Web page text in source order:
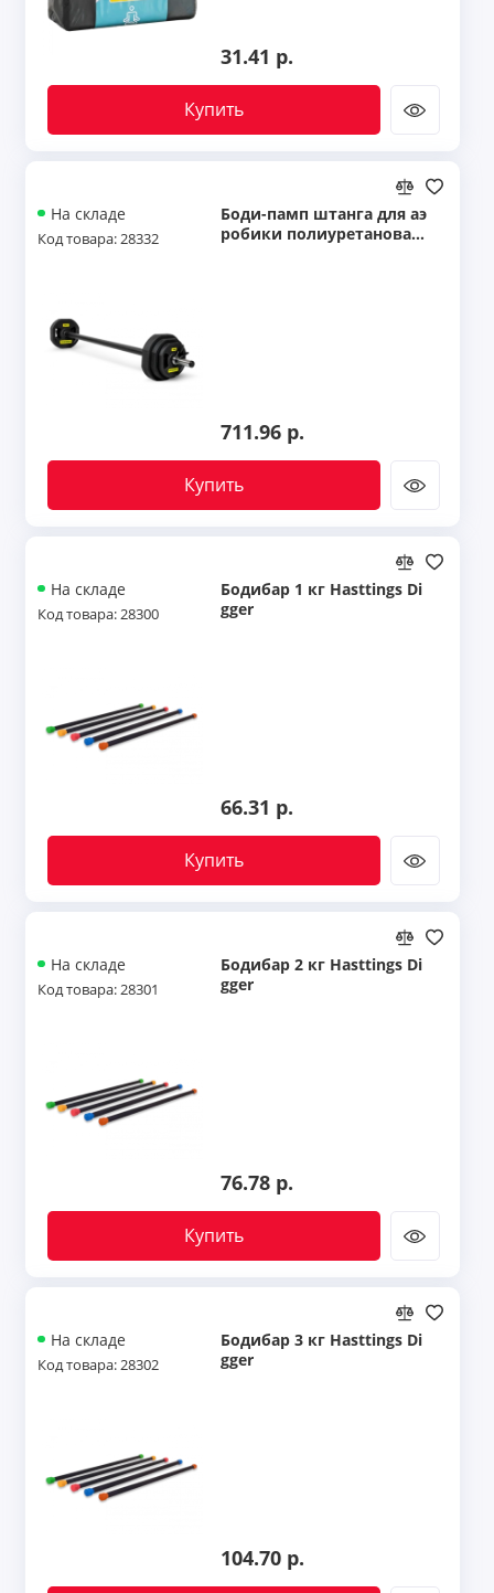
31.41 р.
Купить
На складе
Код товара: 28332
Боди-памп штанга для аэ
робики полиуретановая
711.96 р.
Купить
На складе
Код товара: 28300
Бодибар 1 кг Hasttings Di
gger
66.31 р.
Купить
На складе
Код товара: 28301
Бодибар 2 кг Hasttings Di
gger
76.78 р.
Купить
На складе
Код товара: 28302
Бодибар 3 кг Hasttings Di
gger
104.70 р.